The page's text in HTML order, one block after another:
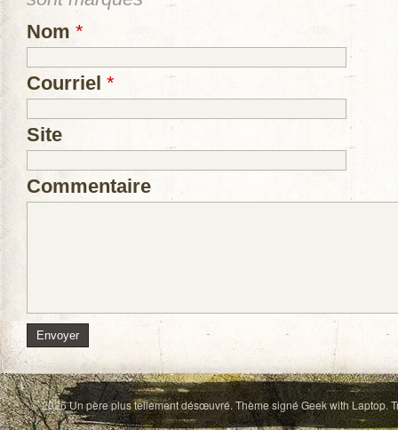
Nom *
Courriel *
Site
Commentaire
© 2026Un père plus tellement désœuvré. Thème signéGeek with Laptop.